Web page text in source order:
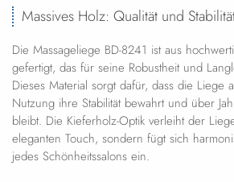
Massives Holz: Qualität und
Die Massageliege BD-8241 ist aus
gefertigt, das für seine Robustheit und
Dieses Material sorgt dafür, dass die Liege
Nutzung ihre Stabilität bewahrt und über
bleibt. Die Kieferholz-Optik verleiht der
eleganten Touch, sondern fügt sich
jedes Schönheitssalons ein.